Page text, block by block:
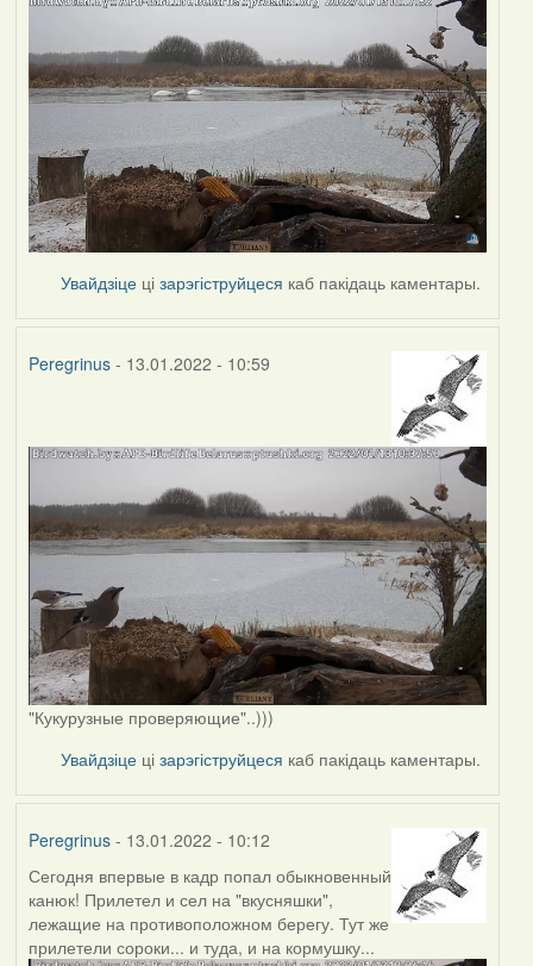
Увайдзіце цізарэгіструйцеся каб пакідаць каментары.
Peregrinus- 13.01.2022 - 10:59
"Кукурузные проверяющие"..)))
Увайдзіце цізарэгіструйцеся каб пакідаць каментары.
Peregrinus- 13.01.2022 - 10:12
Сегодня впервые в кадр попал обыкновенный
канюк! Прилетел и сел на "вкусняшки",
лежащие на противоположном берегу. Тут же
прилетели сороки... и туда, и на кормушку...